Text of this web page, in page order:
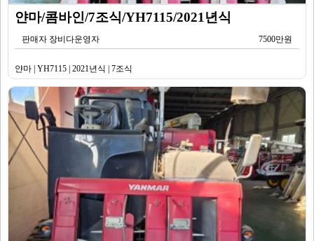
얀마/콤바인/7조식/YH7115/2021년식
판매자 장비다운영자 7500만원
얀마 | YH7115 | 2021년식 | 7조식